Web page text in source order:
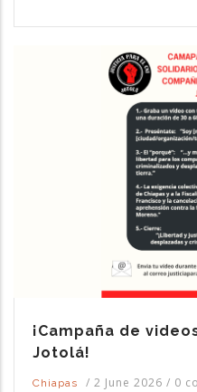
¡Campaña de
Jotolá!
Chiapas / 2 June 2026 / 0